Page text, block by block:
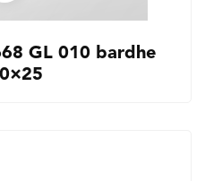
GL 010 bardhe